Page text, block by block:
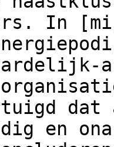
In
dat
en